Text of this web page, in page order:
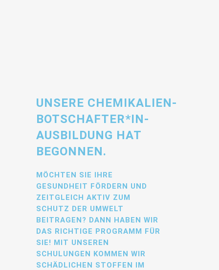
UNSERE CHEMIKALIEN-
BOTSCHAFTER*IN-
AUSBILDUNG HAT
BEGONNEN.
MÖCHTEN SIE IHRE
GESUNDHEIT FÖRDERN UND
ZEITGLEICH AKTIV ZUM
SCHUTZ DER UMWELT
BEITRAGEN? DANN HABEN WIR
DAS RICHTIGE PROGRAMM FÜR
SIE! MIT UNSEREN
SCHULUNGEN KOMMEN WIR
SCHÄDLICHEN STOFFEN IM